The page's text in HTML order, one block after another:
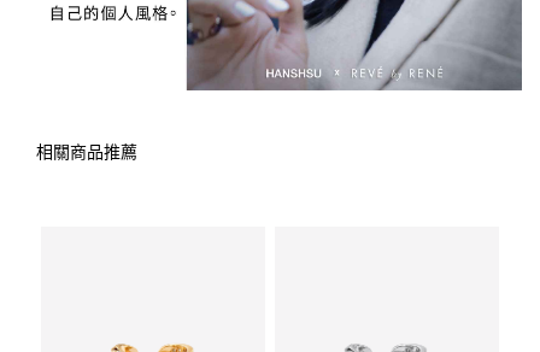
相關商品推薦